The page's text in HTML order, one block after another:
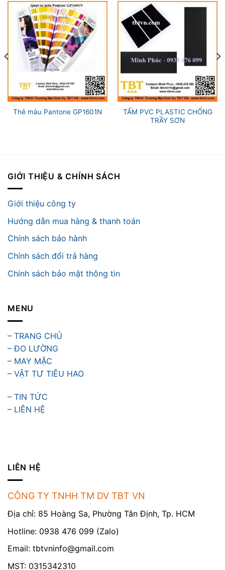
Thẻ màu Pantone GP1601N
TẤM PVC PLASTIC CHỐNG
TRẦY SƠN
GIỚI THIỆU & CHÍNH SÁCH
Giới thiệu công ty
Hướng dẫn mua hàng & thanh toán
Chính sách bảo hành
Chính sách đổi trả hàng
Chính sách bảo mật thông tin
MENU
– TRANG CHỦ
– ĐO LƯỜNG
– MAY MẶC
– VẬT TƯ TIÊU HAO
– TIN TỨC
– LIÊN HỆ
LIÊN HỆ
CÔNG TY TNHH TM DV TBT VN
Địa chỉ: 85 Hoàng Sa, Phường Tân Định, Tp. HCM
Hotline: 0938 476 099 (Zalo)
Email: tbtvninfo@gmail.com
MST: 0315342310